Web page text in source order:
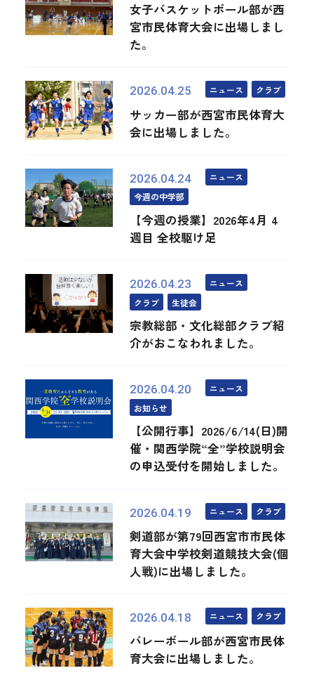
女子バスケットボール部が西
宮市民体育大会に出場しまし
た。
2026.04.25 ニュース クラブ
サッカー部が西宮市民体育大
会に出場しました。
2026.04.24
ニュース
今週の中学部
【今週の授業】2026年4月 4
週目 全校駆け足
2026.04.23
ニュース
クラブ
生徒会
宗教総部・文化総部クラブ紹
介がおこなわれました。
2026.04.20
ニュース
お知らせ
【公開行事】2026/6/14(日)開
催・関西学院“全”学校説明会
の申込受付を開始しました。
2026.04.19 ニュース クラブ
剣道部が第79回西宮市市民体
育大会中学校剣道競技大会(個
人戦)に出場しました。
2026.04.18 ニュース クラブ
バレーボール部が西宮市民体
育大会に出場しました。